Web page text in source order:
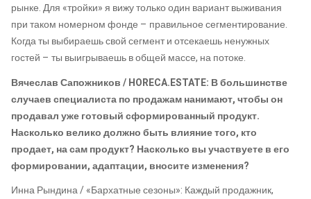
рынке. Для «тройки» я вижу только один вариант выживания
при таком номерном фонде – правильное сегментирование.
Когда ты выбираешь свой сегмент и отсекаешь ненужных
гостей – ты выигрываешь в общей массе, на потоке.
Вячеслав Сапожников / HORECA.ESTATE: В большинстве
случаев специалиста по продажам нанимают, чтобы он
продавал уже готовый сформированный продукт.
Насколько велико должно быть влияние того, кто
продает, на сам продукт? Насколько вы участвуете в его
формировании, адаптации, вносите изменения?
Инна Рындина / «Бархатные сезоны»: Каждый продажник,